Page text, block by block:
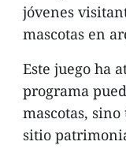
jóvenes
mascotas en
Este juego ha
programa
mascotas,
sitio